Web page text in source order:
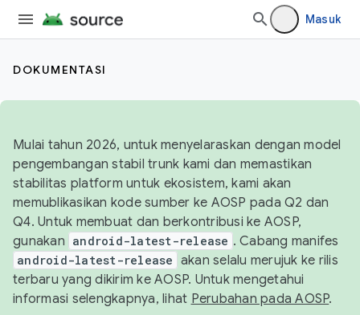
Masuk
DOKUMENTASI
Mulai tahun 2026, untuk menyelaraskan dengan model
pengembangan stabil trunk kami dan memastikan
stabilitas platform untuk ekosistem, kami akan
memublikasikan kode sumber ke AOSP pada Q2 dan
Q4. Untuk membuat dan berkontribusi ke AOSP,
gunakan android-latest-release . Cabang manifes
android-latest-release akan selalu merujuk ke rilis
terbaru yang dikirim ke AOSP. Untuk mengetahui
informasi selengkapnya, lihat Perubahan pada AOSP.